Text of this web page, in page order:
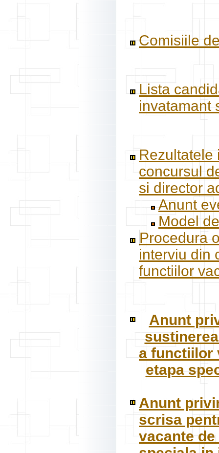
Comisiile
Lista
invatamant
Rezultatele
concursul
si director
Anunt
Model
Procedura
interviu din
functiilor
Anunt
a functiilor
etapa
Anunt
scrisa
vacante